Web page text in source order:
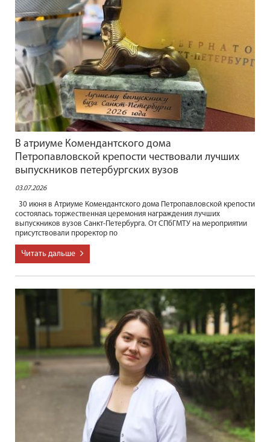
В атриуме Комендантского дома
Петропавловской крепости чествовали лучших
выпускников петербургских вузов
03.07.2026
30 июня в Атриуме Комендантского дома Петропавловской крепости
состоялась торжественная церемония награждения лучших
выпускников вузов Санкт‑Петербурга. От СПбГМТУ на мероприятии
присутствовали проректор по
Читать дальше